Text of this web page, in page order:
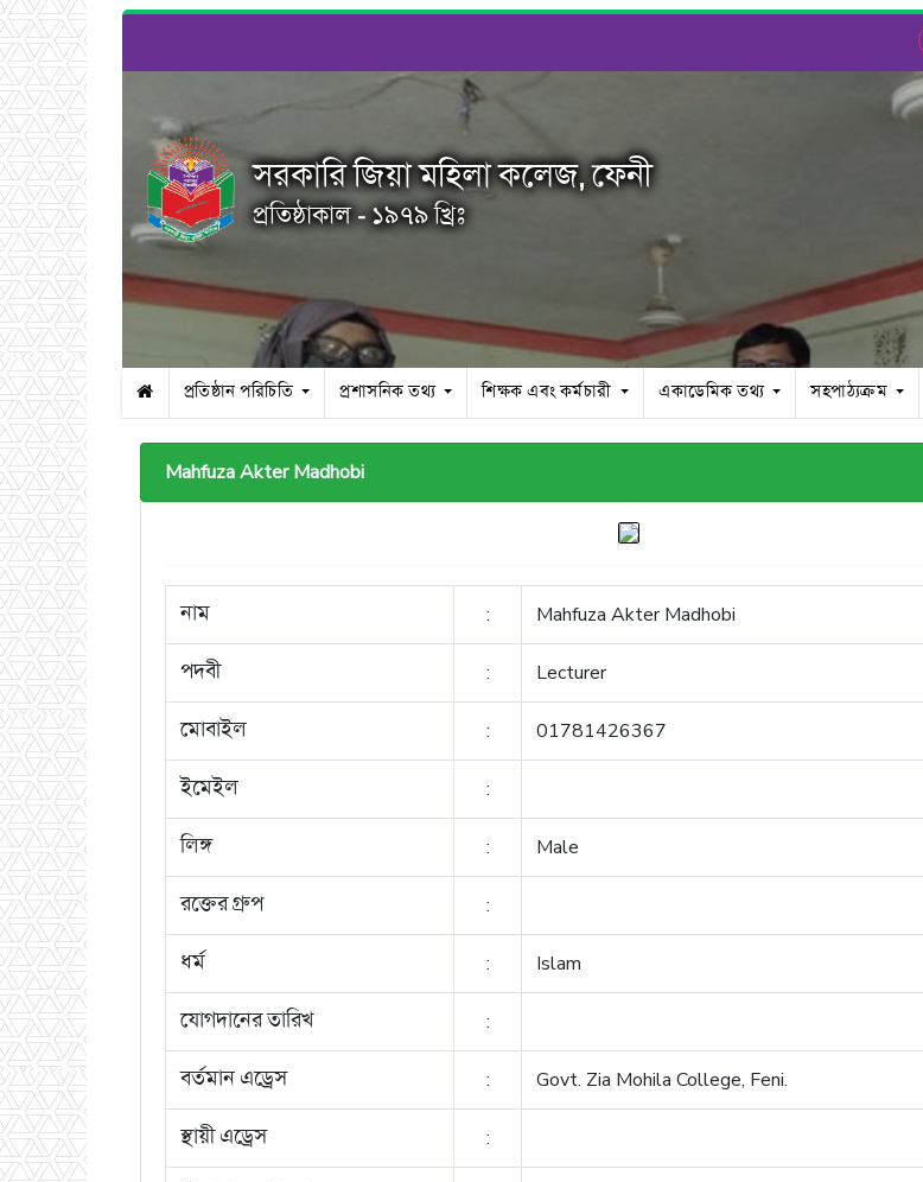
সরকারি জিয়া মহিলা কলেজ, ফেনী
প্রতিষ্ঠাকাল - ১৯৭৯ খ্রিঃ
প্রতিষ্ঠান পরিচিতি প্রশাসনিক তথ্য শিক্ষক এবং কর্মচারী একাডেমিক তথ্য সহপাঠ্যক্রম
Mahfuza Akter Madhobi
নাম : Mahfuza Akter Madhobi
পদবী : Lecturer
মোবাইল : 01781426367
ইমেইল :
লিঙ্গ : Male
রক্তের গ্রুপ :
ধর্ম : Islam
যোগদানের তারিখ :
বর্তমান এড্রেস : Govt. Zia Mohila College, Feni.
স্থায়ী এড্রেস :